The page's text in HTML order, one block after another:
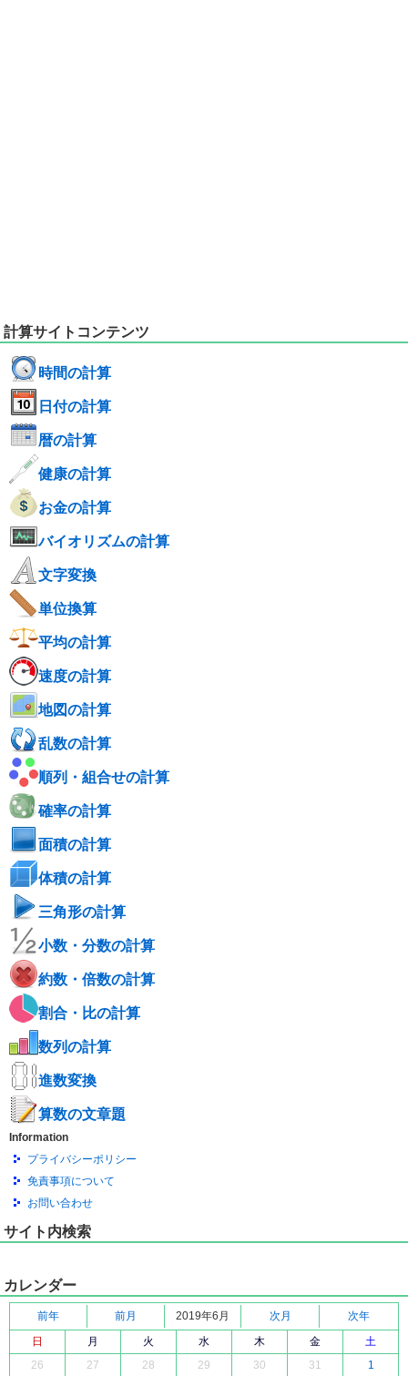
計算サイトコンテンツ
時間の計算
日付の計算
暦の計算
健康の計算
お金の計算
バイオリズムの計算
文字変換
単位換算
平均の計算
速度の計算
地図の計算
乱数の計算
順列・組合せの計算
確率の計算
面積の計算
体積の計算
三角形の計算
小数・分数の計算
約数・倍数の計算
割合・比の計算
数列の計算
進数変換
算数の文章題
Information
プライバシーポリシー
免責事項について
お問い合わせ
サイト内検索
カレンダー
前年 前月 2019年6月 次月
次年
日
月 火 水 木 金
土
26
27 28 29 30 31 1